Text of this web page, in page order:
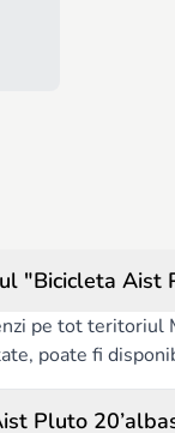
"Bicicleta
pe tot
poate fi
Pluto